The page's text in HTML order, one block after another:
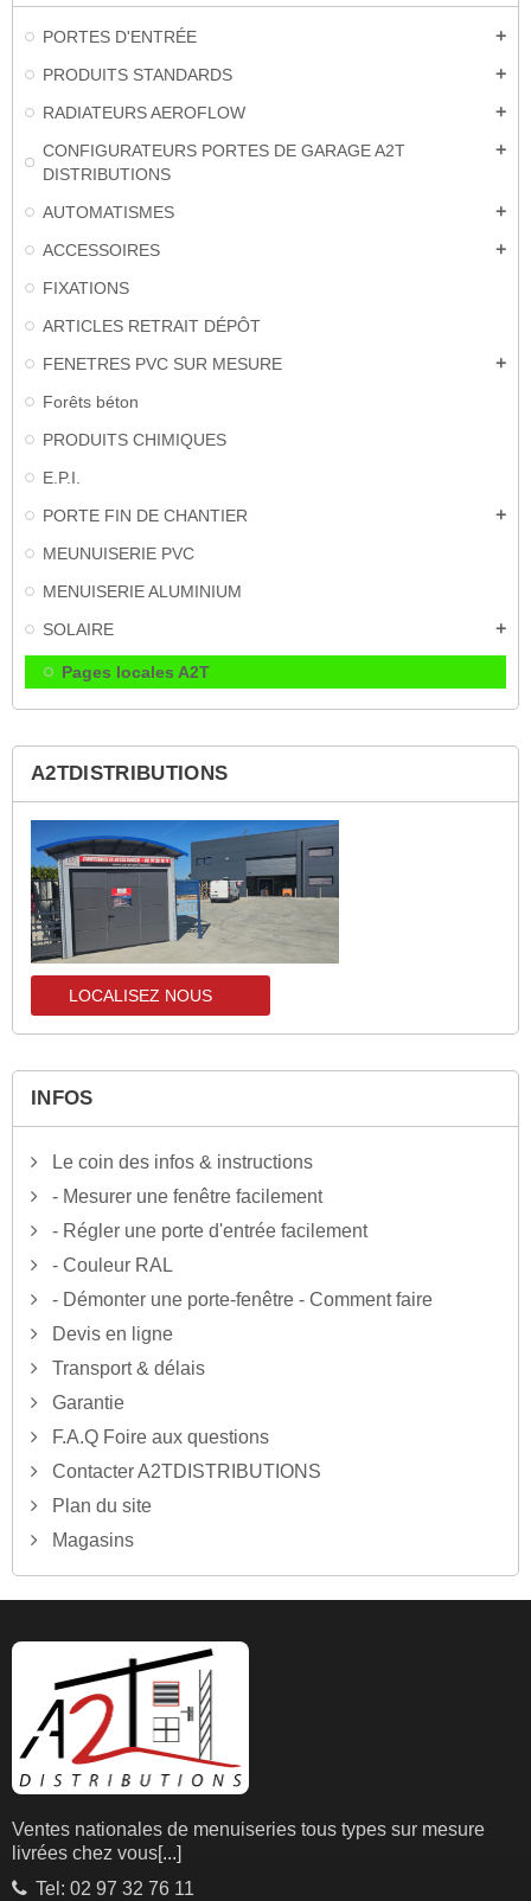
PORTES D'ENTRÉE add
PRODUITS STANDARDS add
RADIATEURS AEROFLOW add
CONFIGURATEURS PORTES DE GARAGE A2T
DISTRIBUTIONS
add
AUTOMATISMES add
ACCESSOIRES add
FIXATIONS
ARTICLES RETRAIT DÉPÔT
FENETRES PVC SUR MESURE
add
Forêts béton
PRODUITS CHIMIQUES
E.P.I.
PORTE FIN DE CHANTIER
add
MEUNUISERIE PVC
MENUISERIE ALUMINIUM
SOLAIRE
add
Pages locales A2T
A2TDISTRIBUTIONS
LOCALISEZ NOUS
INFOS
Le coin des infos & instructions
- Mesurer une fenêtre facilement
- Régler une porte d'entrée facilement
- Couleur RAL
- Démonter une porte-fenêtre - Comment faire
Devis en ligne
Transport & délais
Garantie
F.A.Q Foire aux questions
Contacter A2TDISTRIBUTIONS
Plan du site
Magasins
Ventes nationales de menuiseries tous types sur mesure
livrées chez vous[...]
Tel: 02 97 32 76 11